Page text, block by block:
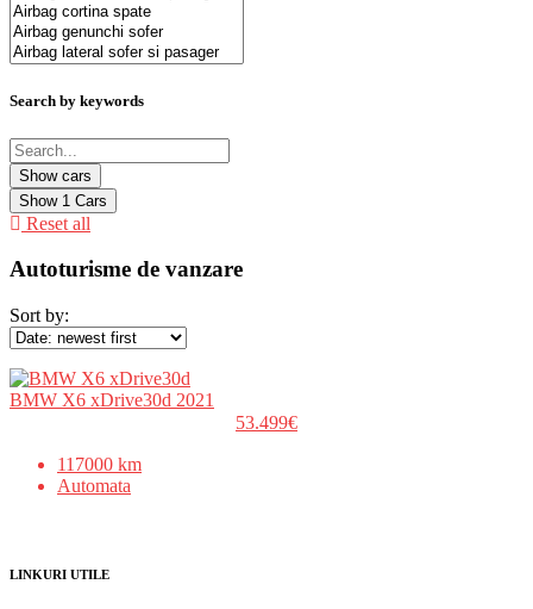
Search by keywords
Show 1 Cars
Reset all
Autoturisme de vanzare
Sort by:
53.499€
BMW X6 xDrive30d 2021
117000 km
Automata
LINKURI UTILE